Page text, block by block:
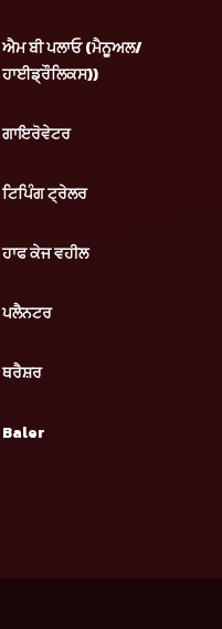
ਐਮ ਬੀ ਪਲਾਓ (ਮੈਨੂਅਲ/
ਹਾਈਡ੍ਰੌਲਿਕਸ))
ਗਾਇਰੋਵੇਟਰ
ਟਿਪਿੰਗ ਟ੍ਰੇਲਰ
ਹਾਫ ਕੇਜ ਵਹੀਲ
ਪਲੈਨਟਰ
ਥਰੈਸ਼ਰ
Baler